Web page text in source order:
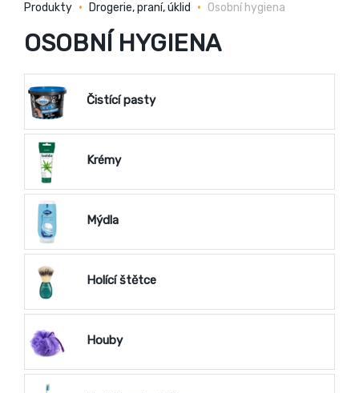
Produkty Drogerie, praní, úklid Osobní hygiena
OSOBNÍ HYGIENA
Čistící pasty
Krémy
Mýdla
Holící štětce
Houby